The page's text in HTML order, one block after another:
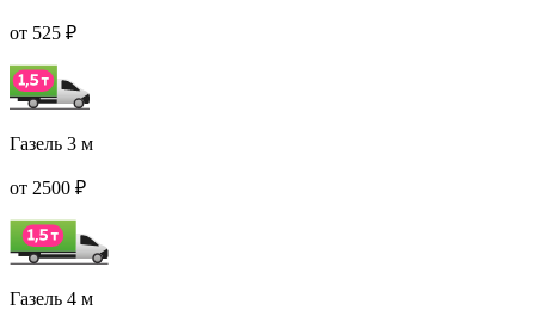
от 525 ₽
Газель 3 м
от 2500 ₽
Газель 4 м